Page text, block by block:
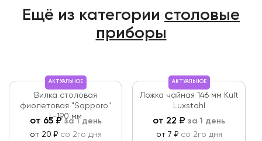
Ещё из категории столовые
приборы
АКТУАЛЬНОЕ
Вилка столовая
фиолетовая "Sapporo"
L-190 мм
от 65₽ за 1 день
от 20 ₽ со 2го дня
АКТУАЛЬНОЕ
Ложка чайная 146 мм Kult
Luxstahl
от 22 ₽ за 1 день
от 7 ₽ со 2го дня